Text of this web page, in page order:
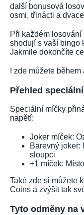
další bonusová
osmi, třinácti a
Při každém
shodují s vaší bingo
Jakmile dokončíte
I zde můžete
Přehled
Speciální míčky
napětí:
Joker míček:
Barevný joker:
sloupci
+1 míček:
Také zde si můžete
Coins a zvýšit tak
Tyto odměny na